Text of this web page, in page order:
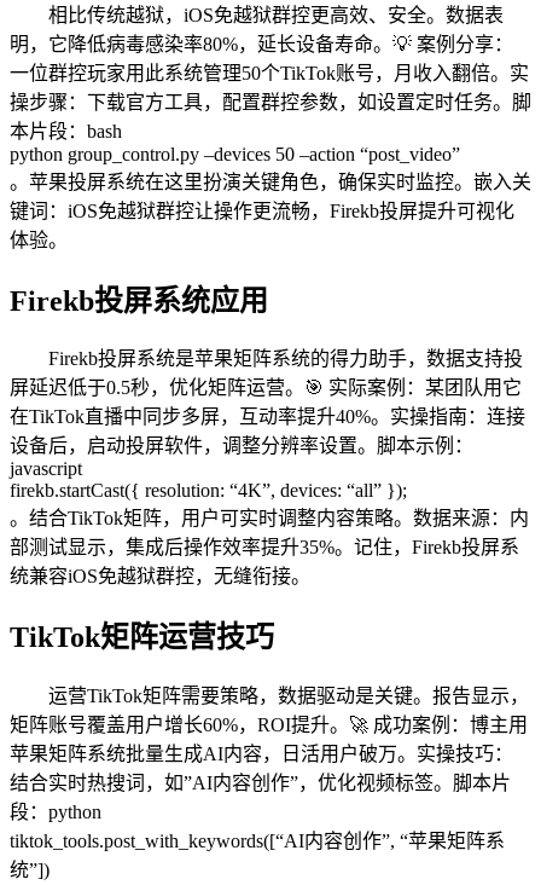
相比传统越狱，iOS免越狱群控更高效、安全。数据表
明，它降低病毒感染率80%，延长设备寿命。💡 案例分享：
一位群控玩家用此系统管理50个TikTok账号，月收入翻倍。实
操步骤：下载官方工具，配置群控参数，如设置定时任务。脚
本片段：bash
python group_control.py –devices 50 –action “post_video”
。苹果投屏系统在这里扮演关键角色，确保实时监控。嵌入关
键词：iOS免越狱群控让操作更流畅，Firekb投屏提升可视化
体验。
Firekb投屏系统应用
Firekb投屏系统是苹果矩阵系统的得力助手，数据支持投
屏延迟低于0.5秒，优化矩阵运营。🎯 实际案例：某团队用它
在TikTok直播中同步多屏，互动率提升40%。实操指南：连接
设备后，启动投屏软件，调整分辨率设置。脚本示例：
javascript
firekb.startCast({ resolution: “4K”, devices: “all” });
。结合TikTok矩阵，用户可实时调整内容策略。数据来源：内
部测试显示，集成后操作效率提升35%。记住，Firekb投屏系
统兼容iOS免越狱群控，无缝衔接。
TikTok矩阵运营技巧
运营TikTok矩阵需要策略，数据驱动是关键。报告显示，
矩阵账号覆盖用户增长60%，ROI提升。🚀 成功案例：博主用
苹果矩阵系统批量生成AI内容，日活用户破万。实操技巧：
结合实时热搜词，如”AI内容创作”，优化视频标签。脚本片
段：python
tiktok_tools.post_with_keywords([“AI内容创作”, “苹果矩阵系
统”])